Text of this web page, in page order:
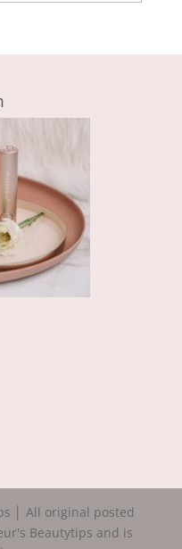
│ All original posted
Beautytips and is